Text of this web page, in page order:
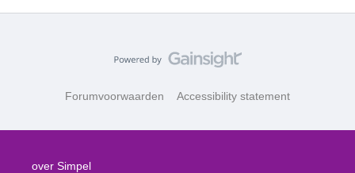
Forumvoorwaarden Accessibility statement
over Simpel